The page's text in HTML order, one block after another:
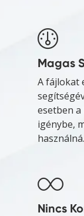
Magas
A fájlokat
esetben
igénybe,
használná.
Nincs